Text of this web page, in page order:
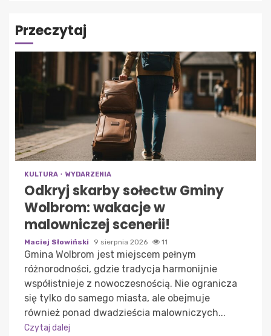
Przeczytaj
KULTURA WYDARZENIA
Odkryj skarby sołectw Gminy
Wolbrom: wakacje w
malowniczej scenerii!
Maciej Słowiński 9 sierpnia 2026 11
Gmina Wolbrom jest miejscem pełnym
różnorodności, gdzie tradycja harmonijnie
współistnieje z nowoczesnością. Nie ogranicza
się tylko do samego miasta, ale obejmuje
również ponad dwadzieścia malowniczych...
Czytaj dalej